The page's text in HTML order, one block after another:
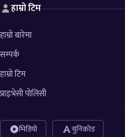
हाम्रो टिम
हाम्रो बारेमा
सम्पर्क
हाम्रो टिम
प्राइभेसी पोलिसी
भिडियो युनिकोड